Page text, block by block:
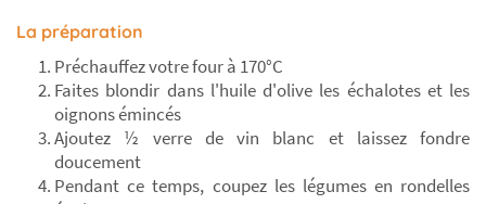
La préparation
Préchauffez votre four à 170°C
Faites blondir dans l'huile d'olive les échalotes et les
oignons émincés
Ajoutez ½ verre de vin blanc et laissez fondre
doucement
Pendant ce temps, coupez les légumes en rondelles